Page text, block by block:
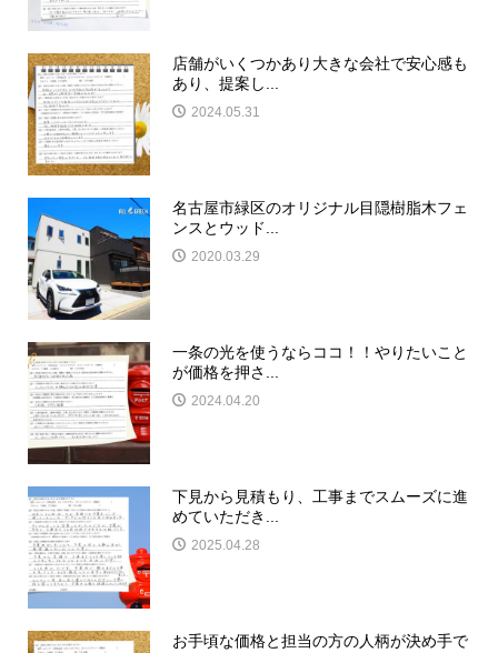
店舗がいくつかあり大きな会社で安心感も
あり、提案し...
2024.05.31
名古屋市緑区のオリジナル目隠樹脂木フェ
ンスとウッド...
2020.03.29
一条の光を使うならココ！！やりたいこと
が価格を押さ...
2024.04.20
下見から見積もり、工事までスムーズに進
めていただき...
2025.04.28
お手頃な価格と担当の方の人柄が決め手で